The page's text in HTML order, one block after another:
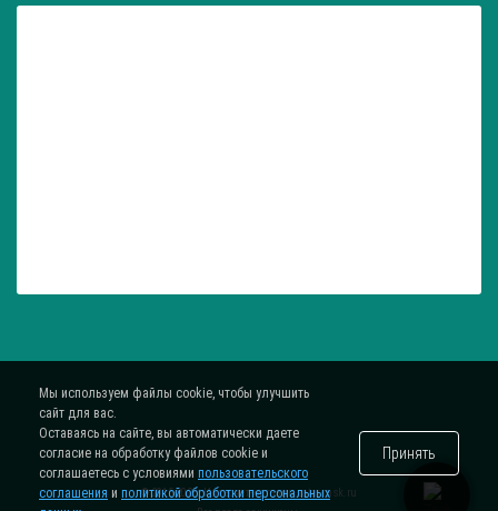
® 2015-2026. Интернет-магазинzatar-msk.ru
Мы используем файлы cookie, чтобы улучшить
сайт для вас.
Оставаясь на сайте, вы автоматически даете
согласие на обработку файлов cookie и
соглашаетесь с условиями пользовательского
соглашения и политикой обработки персональных
Принять